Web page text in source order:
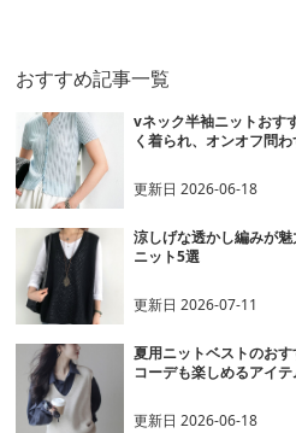
おすすめ記事一覧
vネック半袖ニットおす
く着られ、オンオフ問
更新日2026-06-18
涼しげな透かし編みが
ニット5選
更新日2026-07-11
夏用ニットベストのお
コーデも楽しめるアイテ
更新日2026-06-18